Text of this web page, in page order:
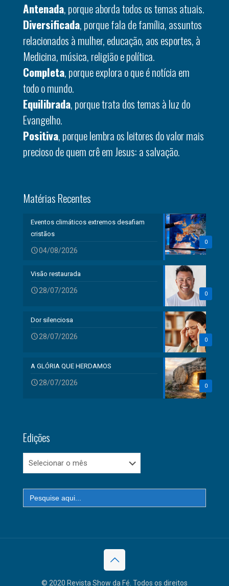
Antenada, porque aborda todos os temas atuais.
Diversificada, porque fala de família, assuntos
relacionados à mulher, educação, aos esportes, à
Medicina, música, religião e política.
Completa, porque explora o que é notícia em
todo o mundo.
Equilibrada, porque trata dos temas à luz do
Evangelho.
Positiva, porque lembra os leitores do valor mais
precioso de quem crê em Jesus: a salvação.
Matérias Recentes
0
Eventos climáticos extremos desafiam
cristãos
04/08/2026
0
Visão restaurada
28/07/2026
0
Dor silenciosa
28/07/2026
0
A GLÓRIA QUE HERDAMOS
28/07/2026
Edições
Edições
Search
for:
© 2020 Revista Show da Fé. Todos os direitos